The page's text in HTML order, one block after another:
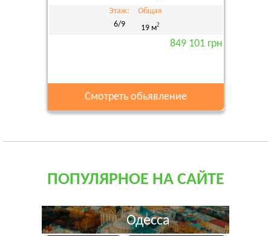
Этаж:
6/9
Общая
19 м2
849 101 грн
Смотреть обьявление
ПОПУЛЯРНОЕ НА САЙТЕ
Одесса